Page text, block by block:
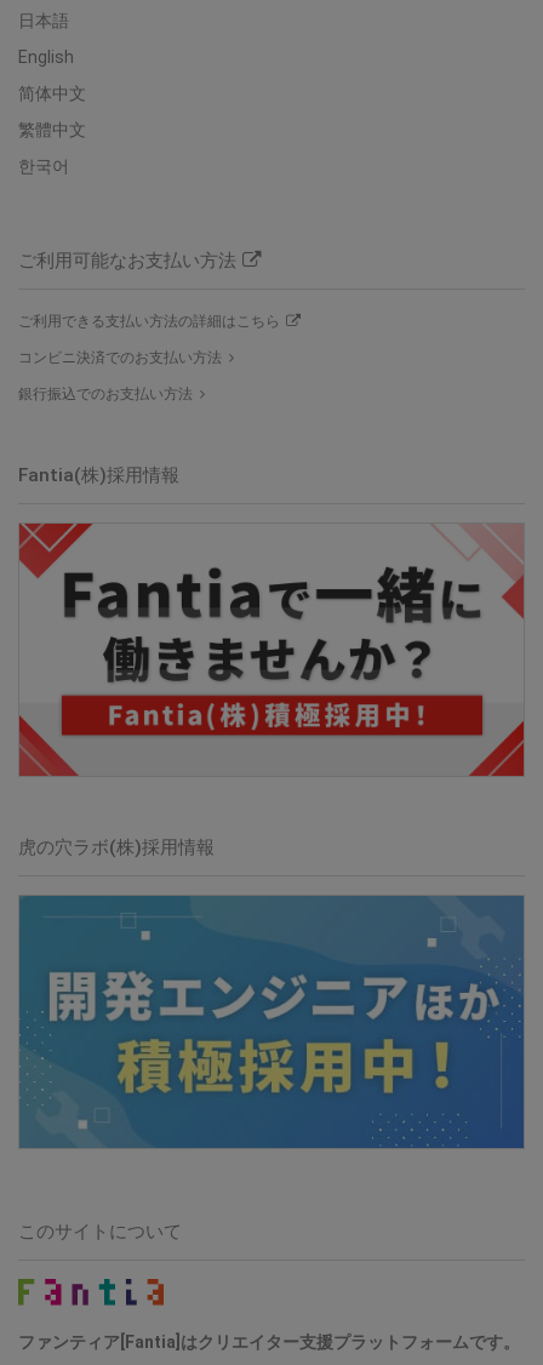
日本語
English
简体中文
繁體中文
한국어
ご利用可能なお支払い方法
ご利用できる支払い方法の詳細はこちら
コンビニ決済でのお支払い方法
銀行振込でのお支払い方法
Fantia(株)採用情報
虎の穴ラボ(株)採用情報
このサイトについて
ファンティア[Fantia]はクリエイター支援プラットフォームです。